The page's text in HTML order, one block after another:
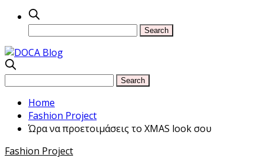
Home
Fashion Project
Ώρα να προετοιμάσεις το XMAS look σου
Fashion Project